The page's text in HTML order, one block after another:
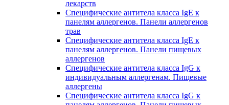
лекарств
Специфические антитела класса IgE к
панелям аллергенов. Панели аллергенов
трав
Специфические антитела класса IgE к
панелям аллергенов. Панели пищевых
аллергенов
Специфические антитела класса IgG к
индивидуальным аллергенам. Пищевые
аллергены
Специфические антитела класса IgG к